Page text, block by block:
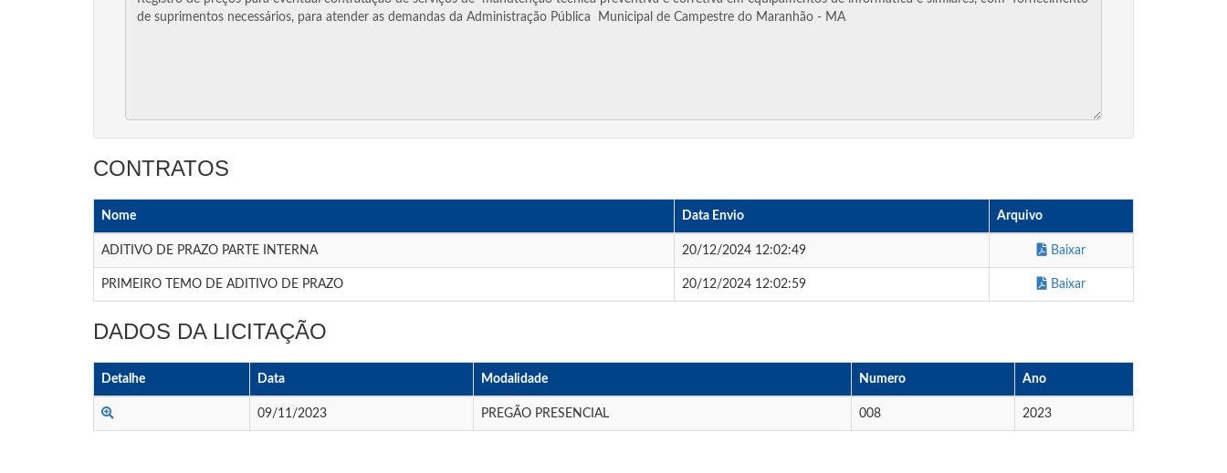
CONTRATOS
Nome Data Envio Arquivo
ADITIVO DE PRAZO PARTE INTERNA 20/12/2024 12:02:49 Baixar
PRIMEIRO TEMO DE ADITIVO DE PRAZO 20/12/2024 12:02:59 Baixar
DADOS DA LICITAÇÃO
Detalhe Data Modalidade Numero Ano
09/11/2023 PREGÃO PRESENCIAL 008 2023